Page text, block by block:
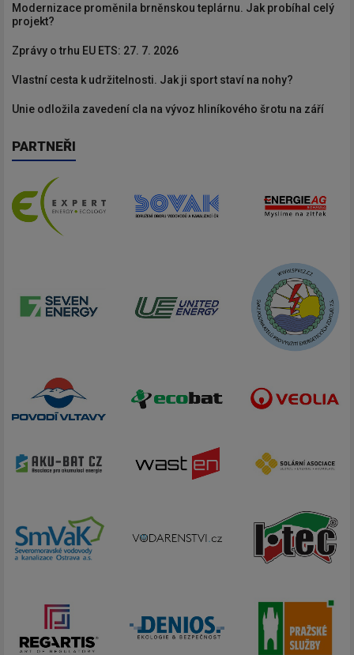
Modernizace proměnila brněnskou teplárnu. Jak probíhal celý
projekt?
Zprávy o trhu EU ETS: 27. 7. 2026
Vlastní cesta k udržitelnosti. Jak ji sport staví na nohy?
Unie odložila zavedení cla na vývoz hliníkového šrotu na září
PARTNEŘI